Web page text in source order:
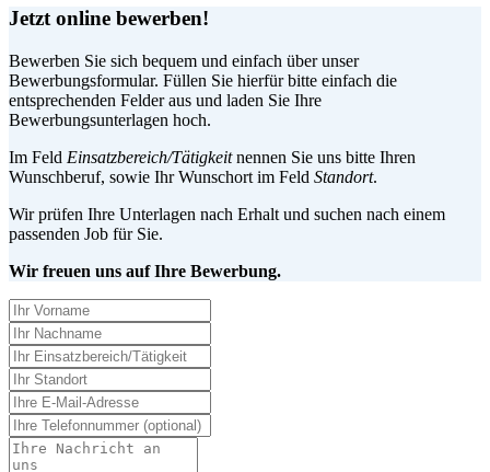
Jetzt online bewerben!
Bewerben Sie sich bequem und einfach über unser
Bewerbungsformular. Füllen Sie hierfür bitte einfach die
entsprechenden Felder aus und laden Sie Ihre
Bewerbungsunterlagen hoch.
Im Feld Einsatzbereich/Tätigkeitnennen Sie uns bitte Ihren
Wunschberuf, sowie Ihr Wunschort im Feld Standort.
Wir prüfen Ihre Unterlagen nach Erhalt und suchen nach einem
passenden Job für Sie.
Wir freuen uns auf Ihre Bewerbung.